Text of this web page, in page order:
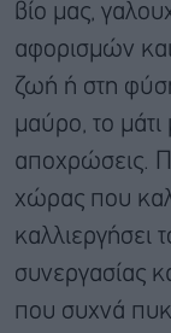
βίο μας,
αφορισμών
ζωή ή στη
μαύρο, το μάτι
αποχρώσεις.
χώρας που
καλλιεργήσει
συνεργασίας
που συχνά